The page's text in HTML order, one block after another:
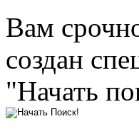
Вам
создан
"Начать